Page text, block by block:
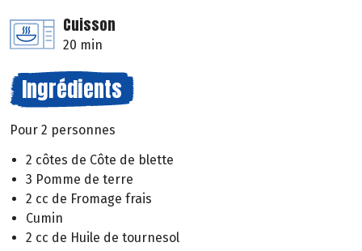
Cuisson
20 min
Ingrédients
Pour 2 personnes
2 côtes de Côte de blette
3 Pomme de terre
2 cc de Fromage frais
Cumin
2 cc de Huile de tournesol